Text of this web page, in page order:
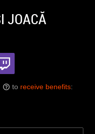
JOACĂ
? to receive benefits: